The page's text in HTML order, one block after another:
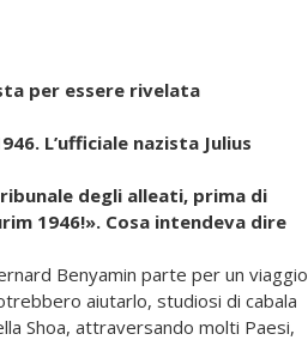
per essere rivelata
L’ufficiale nazista Julius
degli alleati, prima di
1946!». Cosa intendeva dire
Benyamin parte per un viaggio
aiutarlo, studiosi di cabala
Shoa, attraversando molti Paesi,